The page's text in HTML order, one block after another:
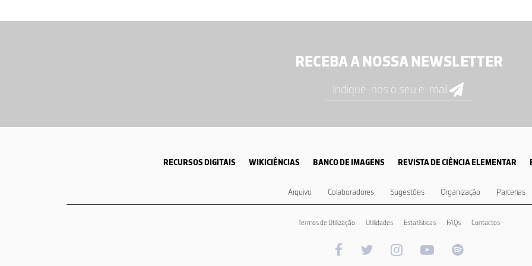
RECEBA A NOSSA NEWSLETTER
RECURSOS DIGITAIS WIKICIÊNCIAS BANCO DE IMAGENS REVISTA DE CIÊNCIA ELEMENTAR
Arquivo Colaboradores Sugestões Organização Parcerias
Termos de Utilização Utilidades Estatísticas FAQs Contactos